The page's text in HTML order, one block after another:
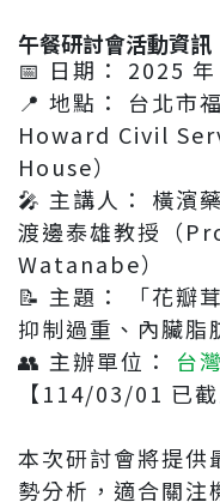
午餐研討會活動資訊
📅 日期： 2025 年
📍 地點： 台北市
Howard Civil
House）
🎤 主講人： 橫濱
渡邊泰雄教授（
Watanabe）
📝 主題： 「花瓣
抑制過重、內臟脂
👥 主辦單位： 台
【114/03/01 已截
本次研討會將提供
勢分析，適合關注